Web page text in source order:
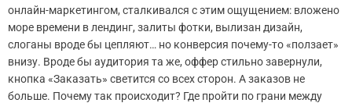
онлайн-маркетингом, сталкивался с этим ощущением: вложено
море времени в лендинг, залиты фотки, вылизан дизайн,
слоганы вроде бы цепляют… но конверсия почему-то «ползает»
внизу. Вроде бы аудитория та же, оффер стильно завернули,
кнопка «Заказать» светится со всех сторон. А заказов не
больше. Почему так происходит? Где пройти по грани между